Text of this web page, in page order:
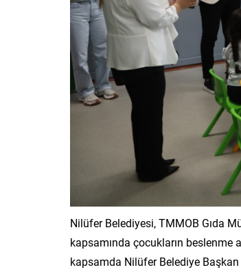
Nilüfer Belediyesi, TMMOB Gıda
kapsamında çocukların beslenme
kapsamda Nilüfer Belediye Başkan